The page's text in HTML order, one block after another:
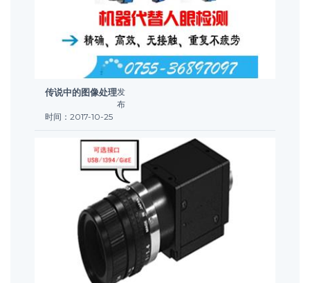
传说中的图像处理发
布
时间：2017-10-25